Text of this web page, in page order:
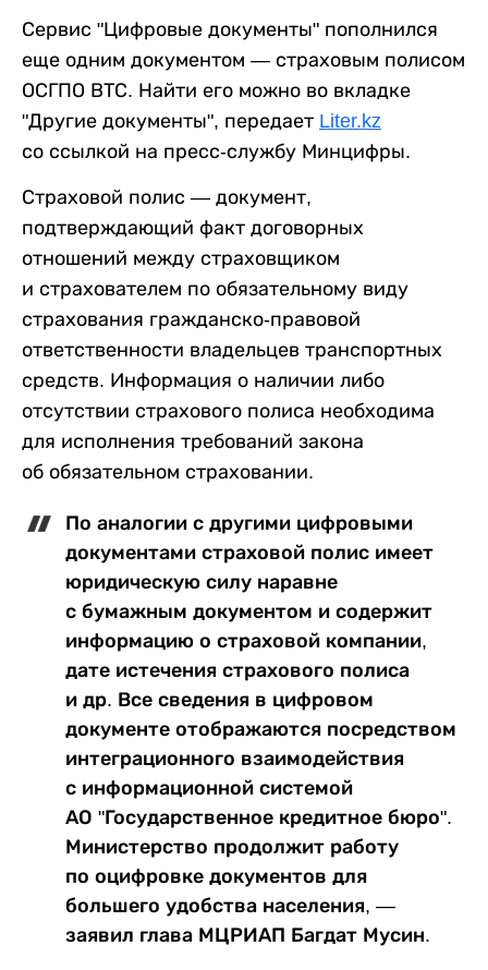
Сервис "Цифровые документы" пополнился
еще одним документом — страховым полисом
ОСГПО ВТС. Найти его можно во вкладке
"Другие документы", передает Liter.kz
со ссылкой на пресс-службу Минцифры.
Страховой полис — документ,
подтверждающий факт договорных
отношений между страховщиком
и страхователем по обязательному виду
страхования гражданско-правовой
ответственности владельцев транспортных
средств. Информация о наличии либо
отсутствии страхового полиса необходима
для исполнения требований закона
об обязательном страховании.
По аналогии с другими цифровыми
документами страховой полис имеет
юридическую силу наравне
с бумажным документом и содержит
информацию о страховой компании,
дате истечения страхового полиса
и др. Все сведения в цифровом
документе отображаются посредством
интеграционного взаимодействия
с информационной системой
АО "Государственное кредитное бюро".
Министерство продолжит работу
по оцифровке документов для
большего удобства населения, —
заявил глава МЦРИАП Багдат Мусин.